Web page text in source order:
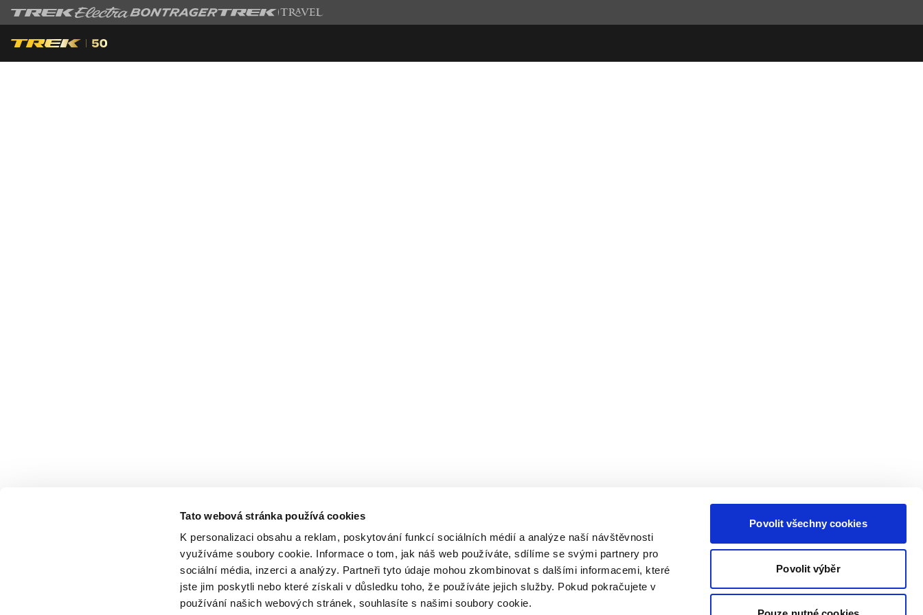
Tato webová stránka používá cookies
K personalizaci obsahu a reklam, poskytování funkcí sociálních médií a analýze naší návštěvnosti
využíváme soubory cookie. Informace o tom, jak náš web používáte, sdílíme se svými partnery pro
sociální média, inzerci a analýzy. Partneři tyto údaje mohou zkombinovat s dalšími informacemi, které
jste jim poskytli nebo které získali v důsledku toho, že používáte jejich služby. Pokud pokračujete v
používání našich webových stránek, souhlasíte s našimi soubory cookie.
Povolit všechny cookies
Povolit výběr